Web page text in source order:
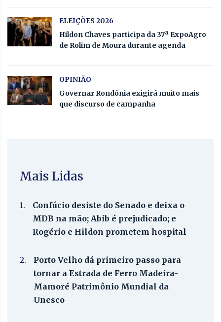
ELEIÇÕES 2026
Hildon Chaves participa da 37ª ExpoAgro
de Rolim de Moura durante agenda
OPINIÃO
Governar Rondônia exigirá muito mais
que discurso de campanha
Mais Lidas
1.
Confúcio desiste do Senado e deixa o
MDB na mão; Abib é prejudicado; e
Rogério e Hildon prometem hospital
2.
Porto Velho dá primeiro passo para
tornar a Estrada de Ferro Madeira-
Mamoré Patrimônio Mundial da
Unesco